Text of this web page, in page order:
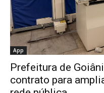
App
Prefeitura de
contrato para